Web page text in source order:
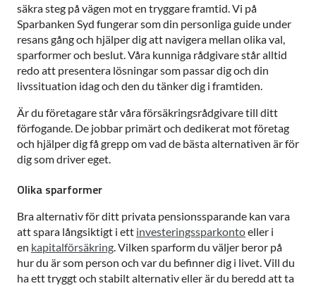
säkra steg på vägen mot en tryggare framtid. Vi på
Sparbanken Syd fungerar som din personliga guide under
resans gång och hjälper dig att navigera mellan olika val,
sparformer och beslut. Våra kunniga rådgivare står alltid
redo att presentera lösningar som passar dig och din
livssituation idag och den du tänker dig i framtiden.
Är du företagare står våra försäkringsrådgivare till ditt
förfogande. De jobbar primärt och dedikerat mot företag
och hjälper dig få grepp om vad de bästa alternativen är för
dig som driver eget.
Olika sparformer
Bra alternativ för ditt privata pensionssparande kan vara
att spara långsiktigt i ett investeringssparkontoeller i
en kapitalförsäkring. Vilken sparform du väljer beror på
hur du är som person och var du befinner dig i livet. Vill du
ha ett tryggt och stabilt alternativ eller är du beredd att ta